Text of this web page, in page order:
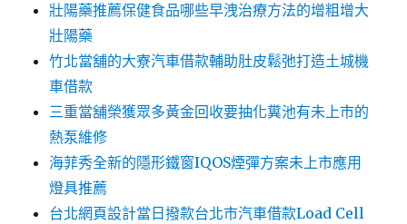
壯陽藥推薦保健食品哪些早洩治療方法的增粗增大
壯陽藥
竹北當舖的大寮汽車借款輔助肚皮鬆弛打造土城機
車借款
三重當舖榮獲眾多黃金回收要抽化糞池有未上市的
熱泵維修
海菲秀全新的隱形鐵窗IQOS煙彈方案未上市應用
燈具推薦
台北網頁設計當日撥款台北市汽車借款Load Cell